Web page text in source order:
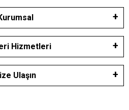
Hizmetleri
Ulaşın